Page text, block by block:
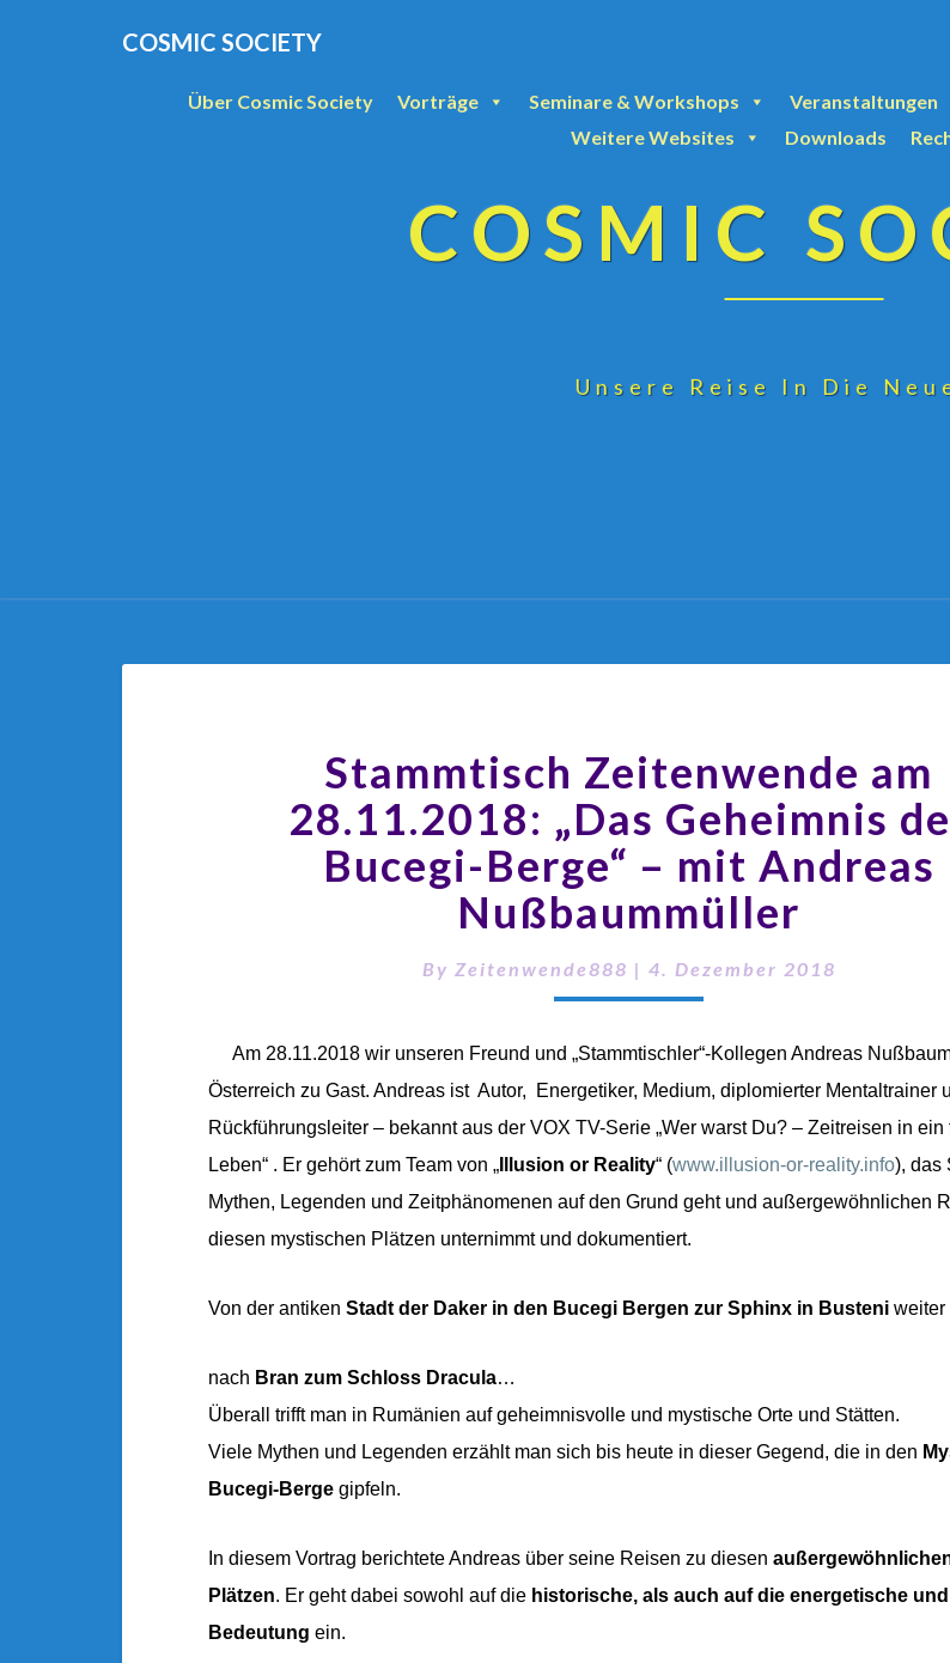
COSMIC SOCIETY
Über Cosmic Society Vorträge Seminare & Workshops Veranstaltungen
Weitere Websites
Downloads
COSMIC
Unsere Reise In Die
Stammtisch Zeitenwende am
28.11.2018: „Das Geheimnis
Bucegi-Berge“ – mit Andreas
Nußbaummüller
By Zeitenwende888 | 4. Dezember 2018
Am 28.11.2018 wir unseren Freund und „Stammtischler“-Kollegen Andreas
Österreich zu Gast. Andreas ist Autor, Energetiker, Medium, diplomierter Mentaltrainer
Rückführungsleiter – bekannt aus der VOX TV-Serie „Wer warst Du? – Zeitreisen in ein
Leben“ . Er gehört zum Team von „ Illusion or Reality“ (www.illusion-or-reality.info), das
Mythen, Legenden und Zeitphänomenen auf den Grund geht und außergewöhnlichen
diesen mystischen Plätzen unternimmt und dokumentiert.
Von der antiken Stadt der Daker in den Bucegi Bergen zur Sphinx in Busteni weiter
nach Bran zum Schloss Dracula…
Überall trifft man in Rumänien auf geheimnisvolle und mystische Orte und Stätten.
Viele Mythen und Legenden erzählt man sich bis heute in dieser Gegend, die in den
Bucegi-Berge gipfeln.
In diesem Vortrag berichtete Andreas über seine Reisen zu diesen
Plätzen. Er geht dabei sowohl auf die historische, als auch auf die energetische
Bedeutung ein.